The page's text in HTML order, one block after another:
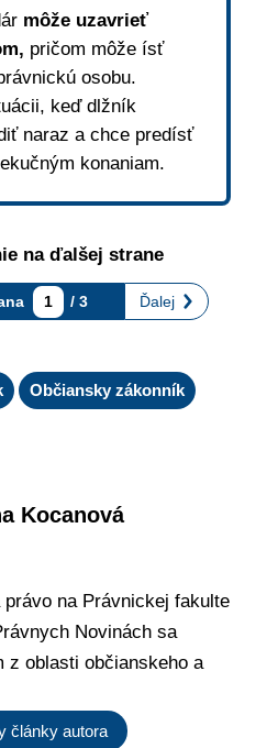
môže uzavrieť
pričom môže ísť
osobu.
keď dlžník
naraz a chce predísť
konaniam.
na ďalšej strane
1 / 3 Ďalej
Občiansky zákonník
Kocanová
na Právnickej fakulte
Novinách sa
z oblasti občianskeho a
články autora